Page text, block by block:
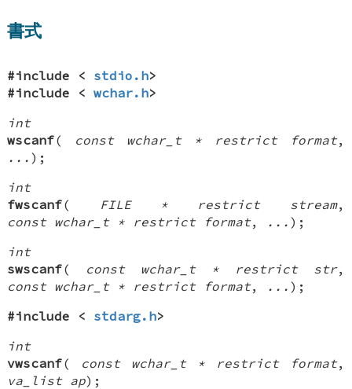
書式
#include < stdio.h>
#include <wchar.h>
int
wscanf( const wchar_t * restrict format,
... );
int
fwscanf( FILE * restrict stream,
const wchar_t * restrict format, ... );
int
swscanf( const wchar_t * restrict str,
const wchar_t * restrict format, ... );
#include < stdarg.h>
int
vwscanf( const wchar_t * restrict format,
va_list ap);